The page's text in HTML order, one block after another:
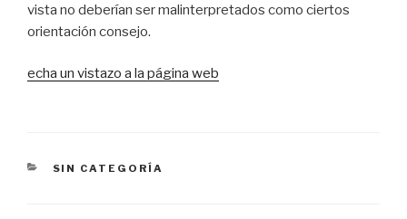
vista no deberían ser malinterpretados como ciertos
orientación consejo.
echa un vistazo a la página web
CATEGORÍAS
SIN CATEGORÍA